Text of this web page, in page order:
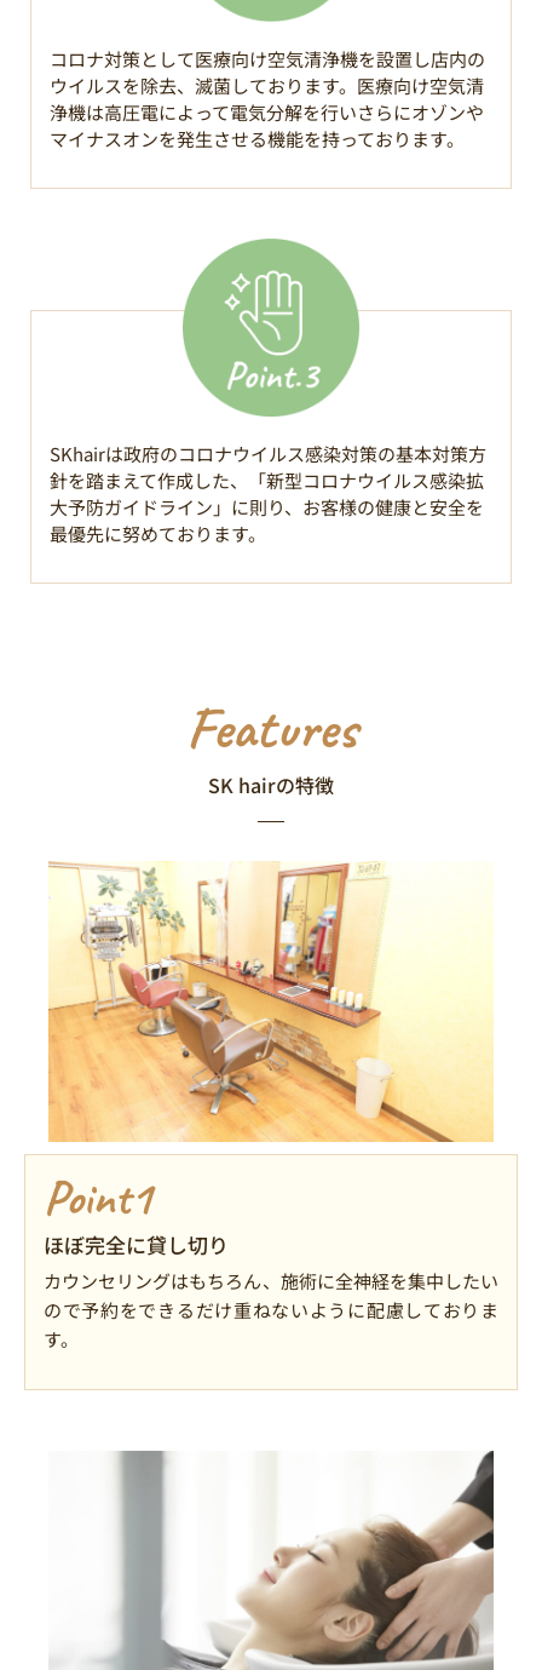
コロナ対策として医療向け空気清浄機を設置し店内の
ウイルスを除去、滅菌しております。医療向け空気清
浄機は高圧電によって電気分解を行いさらにオゾンや
マイナスオンを発生させる機能を持っております。
SKhairは政府のコロナウイルス感染対策の基本対策方
針を踏まえて作成した、「新型コロナウイルス感染拡
大予防ガイドライン」に則り、お客様の健康と安全を
最優先に努めております。
Features
SK hairの特徴
Point1
ほぼ完全に貸し切り
カウンセリングはもちろん、施術に全神経を集中したい
ので予約をできるだけ重ねないように配慮しておりま
す。